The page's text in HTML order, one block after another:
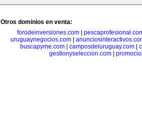
Otros dominios en venta:
forodeinversiones.com
uruguaynegocios.com|
buscapyme.com
camposdeluruguay.com
gestionyseleccion.com|